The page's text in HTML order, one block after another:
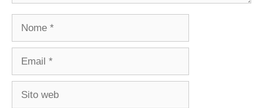
Nome
Email
Sito